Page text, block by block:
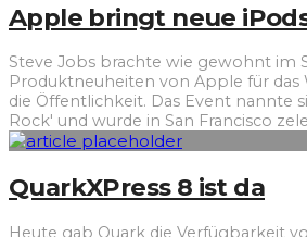
Apple bringt neue
Steve Jobs brachte wie gewohnt im
Produktneuheiten von Apple für das
die Öffentlichkeit. Das Event nannte
Rock' und wurde in San Francisco
QuarkXPress 8 ist da
Heute gab Quark die Verfügbarkeit